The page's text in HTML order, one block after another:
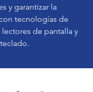
y garantizar la
tecnologías de
de pantalla y